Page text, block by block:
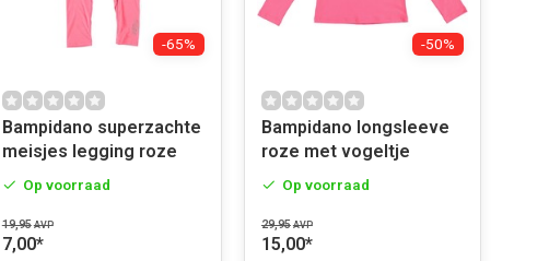
-65%
Bampidano superzachte
meisjes legging roze
Op voorraad
19,95 AVP
7,00*
-50%
Bampidano longsleeve
roze met vogeltje
Op voorraad
29,95 AVP
15,00*